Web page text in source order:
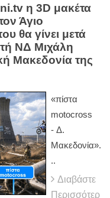
η 3D μακέτα
Άγιο
θα γίνει μετά
ΝΔ Μιχάλη
Μακεδονία της
«πίστα
motocross
- Δ.
Μακεδονία».
..
Διαβάστε
Περισσότερ